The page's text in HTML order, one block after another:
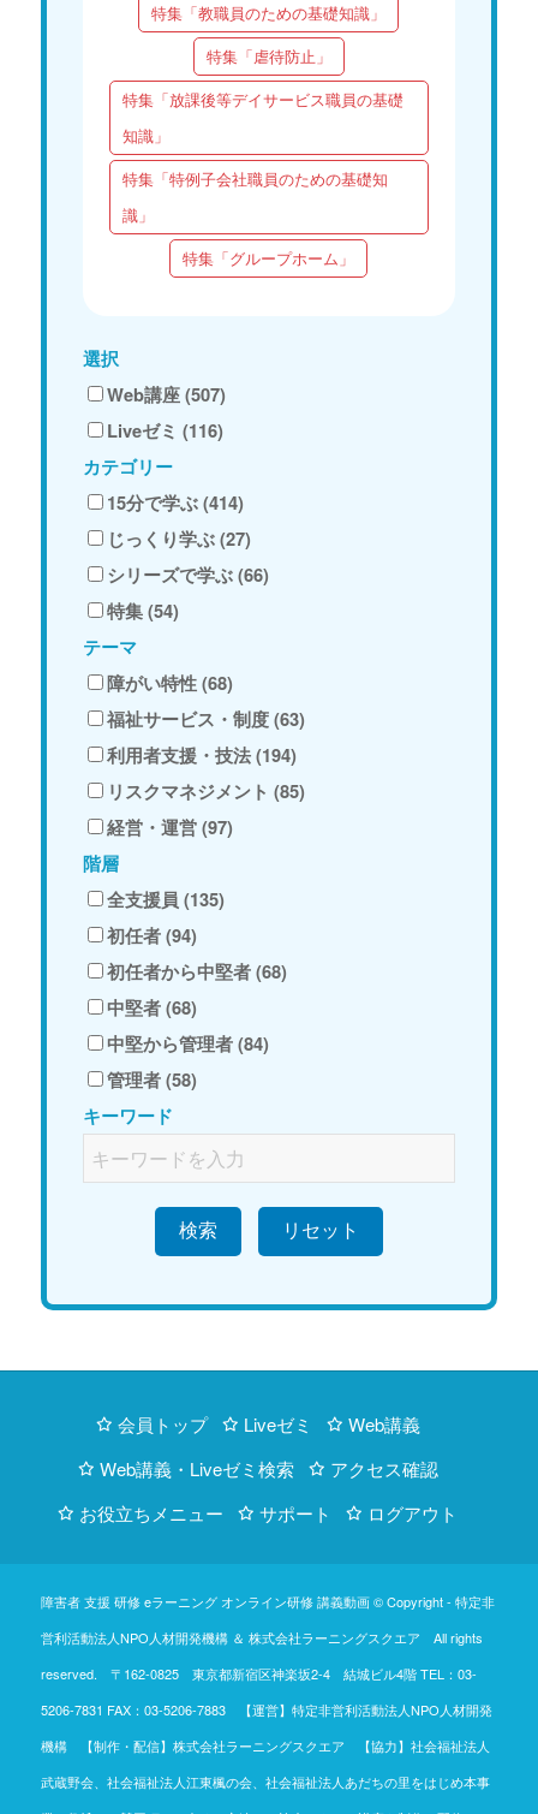
特集「教職員のための基礎知識」
特集「虐待防止」
特集「放課後等デイサービス職員の基礎
知識」
特集「特例子会社職員のための基礎知
識」
特集「グループホーム」
選択
Web講座 (507)
Liveゼミ (116)
カテゴリー
15分で学ぶ (414)
じっくり学ぶ (27)
シリーズで学ぶ (66)
特集 (54)
テーマ
障がい特性 (68)
福祉サービス・制度 (63)
利用者支援・技法 (194)
リスクマネジメント (85)
経営・運営 (97)
階層
全支援員 (135)
初任者 (94)
初任者から中堅者 (68)
中堅者 (68)
中堅から管理者 (84)
管理者 (58)
キーワード
検索
会員トップ Liveゼミ
Web講義
Web講義・Liveゼミ検索
アクセス確認
お役立ちメニュー
サポート ログアウト
障害者 支援 研修 eラーニング オンライン研修 講義動画 © Copyright - 特定非
営利活動法人NPO人材開発機構＆ 株式会社ラーニングスクエア All rights
reserved. 〒162-0825 東京都新宿区神楽坂2-4 結城ビル4階TEL：03-
5206-7831 FAX：03-5206-7883 【運営】特定非営利活動法人NPO人材開発
機構 【制作・配信】株式会社ラーニングスクエア 【協力】社会福祉法人
武蔵野会、社会福祉法人江東楓の会、社会福祉法人あだちの里をはじめ本事